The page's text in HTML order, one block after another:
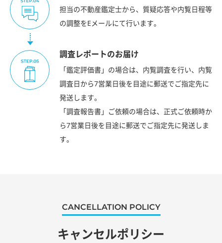
担当の不動産鑑定士から、質疑応答や内覧日程等
の調整をEメールにて行います。
調査レポートのお届け
「鑑定評価書」の場合は、内覧調査を行い、内覧
調査日から7営業日後を目途に郵送でご指定先に
発送します。
「調査報告書」ご依頼の場合は、正式ご依頼時か
ら7営業日後を目途に郵送でご指定先に発送しま
す。
CANCELLATION POLICY
キャンセルポリシー